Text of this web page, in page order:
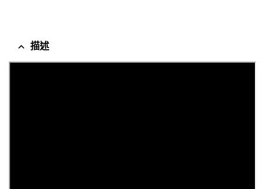
描述